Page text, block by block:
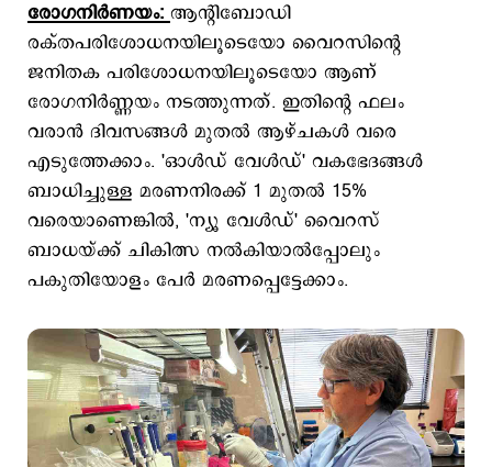
രോഗനിര്‍ണയം: ആന്റിബോഡി
രക്തപരിശോധനയിലൂടെയോ വൈറസിന്റെ
ജനിതക പരിശോധനയിലൂടെയോ ആണ്
രോഗനിർണ്ണയം നടത്തുന്നത്. ഇതിന്റെ ഫലം
വരാൻ ദിവസങ്ങൾ മുതൽ ആഴ്ചകൾ വരെ
എടുത്തേക്കാം. 'ഓൾഡ് വേൾഡ്' വകഭേദങ്ങൾ
ബാധിച്ചുള്ള മരണനിരക്ക് 1 മുതൽ 15%
വരെയാണെങ്കിൽ, 'ന്യൂ വേൾഡ്' വൈറസ്
ബാധയ്ക്ക് ചികിത്സ നൽകിയാൽപ്പോലും
പകുതിയോളം പേര്‍ മരണപ്പെട്ടേക്കാം.